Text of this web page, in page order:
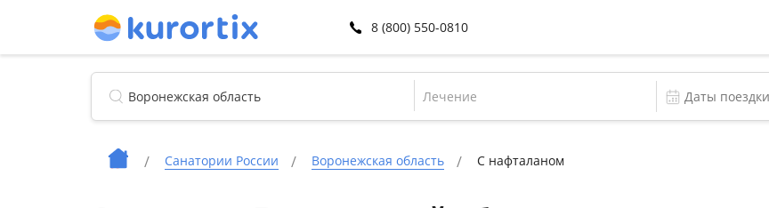
8 (800) 550-0810
Лечение
Санатории России Воронежская область С нафталаном